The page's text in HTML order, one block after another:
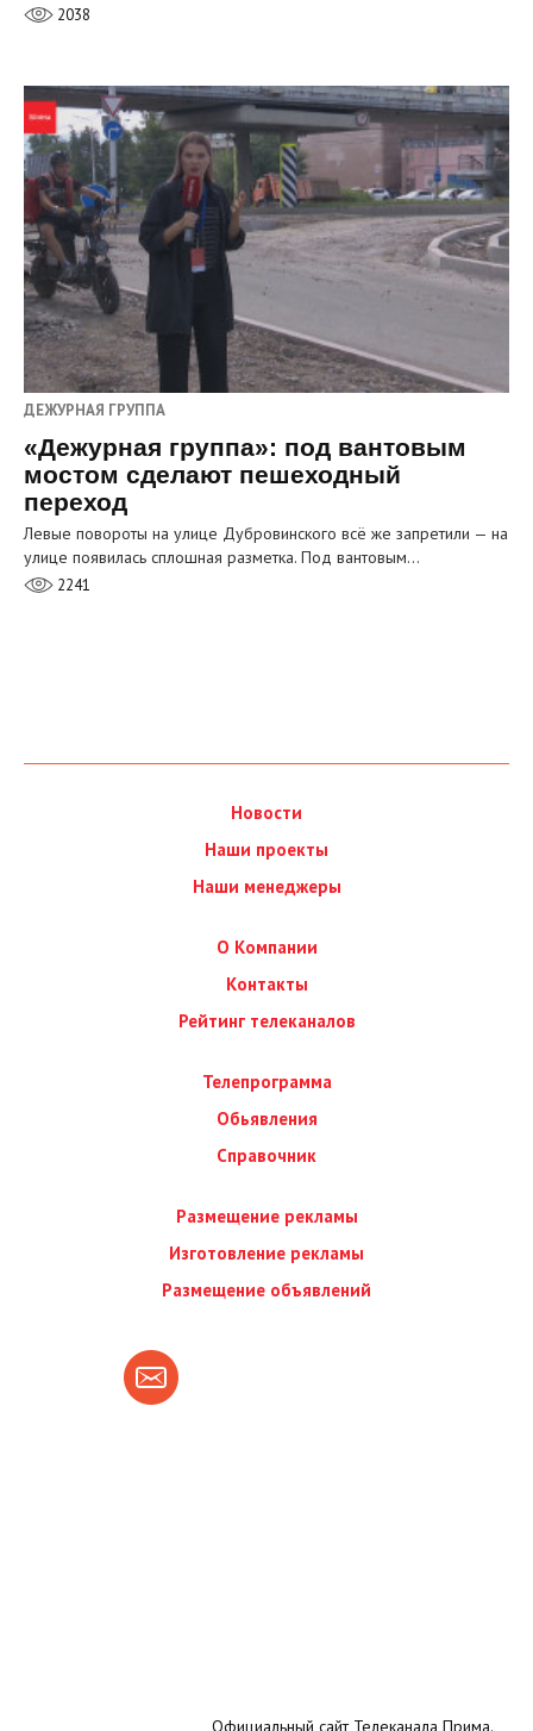
2038
ДЕЖУРНАЯ ГРУППА
«Дежурная группа»: под вантовым
мостом сделают пешеходный
переход
Левые повороты на улице Дубровинского всё же запретили — на
улице появилась сплошная разметка. Под вантовым…
2241
Новости
Наши проекты
Наши менеджеры
О Компании
Контакты
Рейтинг телеканалов
Телепрограмма
Обьявления
Справочник
Размещение рекламы
Изготовление рекламы
Размещение объявлений
Официальный сайт Телеканала Прима.